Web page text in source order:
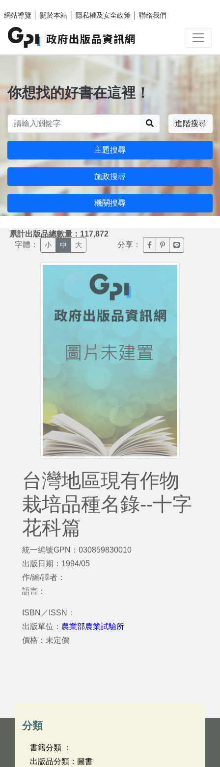
網站導覽
關於本站 隱私權及安全政策 聯絡我們
你想找的好書在這裡！
進階搜尋
主題搜尋
施政搜尋
機關搜尋
累計出版品總數量：117,872
字體： 小 中 大 分享： 臉書分享(另開新視窗)
噗浪分享(另開新
Line分享(另
台灣地區現有作物
栽培品種名錄--十字
花科篇
統一編號GPN：030859830010
出版日期：1994/05
作/編/譯者：
語言：
ISBN／ISSN：
出版單位： 農業部農業試驗所
價格：未定價
分類
書籍分類 ：
出版品分類：圖書